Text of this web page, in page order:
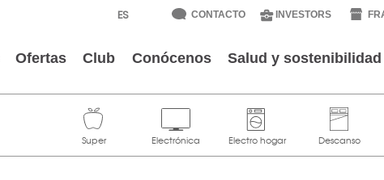
CONTACTO INVESTORS
Ofertas Club Conócenos Salud y sostenibilidad